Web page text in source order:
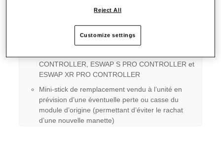
Fonction de rétroéclairage ajustable à trois niveaux
Technologie modulaire offrant une capacité de
renouvellement inépuisable
CONTROLLER, ESWAP S PRO CONTROLLER et
ESWAP XR PRO CONTROLLER
Mini-stick de remplacement vendu à l’unité en
prévision d’une éventuelle perte ou casse du
module d’origine (permettant d’éviter le rachat
d’une nouvelle manette)
Reject All
Customize settings